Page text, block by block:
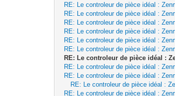
RE: Le controleur de pièce idéal :
RE: Le controleur de pièce idéal :
RE: Le controleur de pièce idéal :
RE: Le controleur de pièce idéal :
RE: Le controleur de pièce idéal :
RE: Le controleur de pièce idéal :
RE: Le controleur de pièce idéal :
RE: Le controleur de pièce idéal :
RE: Le controleur de pièce idéal :
RE: Le controleur de pièce idéal :
RE: Le controleur de pièce idéal :